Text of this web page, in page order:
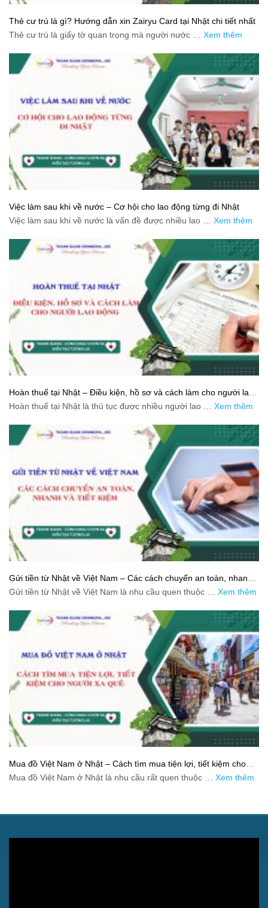
Thẻ cư trú là gì? Hướng dẫn xin Zairyu Card tại Nhật chi tiết nhất
Thẻ cư trú là giấy tờ quan trọng mà người nước … Xem thêm
Việc làm sau khi về nước – Cơ hội cho lao động từng đi Nhật
Việc làm sau khi về nước là vấn đề được nhiều lao … Xem thêm
Hoàn thuế tại Nhật – Điều kiện, hồ sơ và cách làm cho người lao
động
Hoàn thuế tại Nhật là thủ tục được nhiều người lao … Xem thêm
Gửi tiền từ Nhật về Việt Nam – Các cách chuyển an toàn, nhanh
và tiết kiệm
Gửi tiền từ Nhật về Việt Nam là nhu cầu quen thuộc … Xem thêm
Mua đồ Việt Nam ở Nhật – Cách tìm mua tiện lợi, tiết kiệm cho
người xa quê
Mua đồ Việt Nam ở Nhật là nhu cầu rất quen thuộc … Xem thêm